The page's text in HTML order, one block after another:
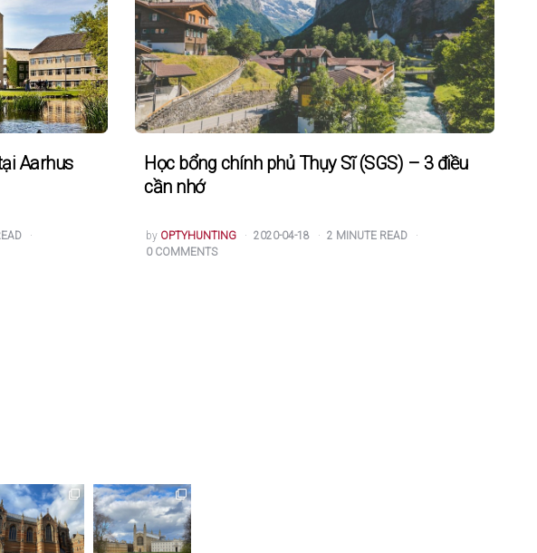
Aarhus
Học bổng chính phủ Thụy Sĩ (SGS) – 3 điều
cần nhớ
POSTED
BY
by OPTYHUNTING 2020-04-18 2 MINUTE READ
0 COMMENTS